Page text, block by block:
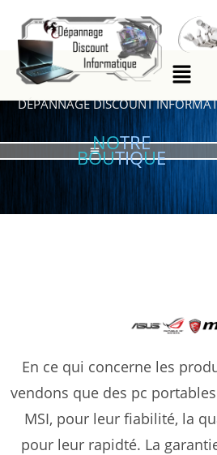
NOTRE
BOUTIQUE
DÉPANNAGE DISCOUNT
En ce qui concerne les
vendons que des pc
MSI, pour leur fiabilité, la
pour leur rapidté. La